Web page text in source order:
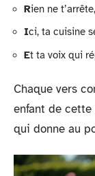
Rien ne
Ici, ta cuisine
Et ta voix qui
Chaque vers
enfant de cette
qui donne au